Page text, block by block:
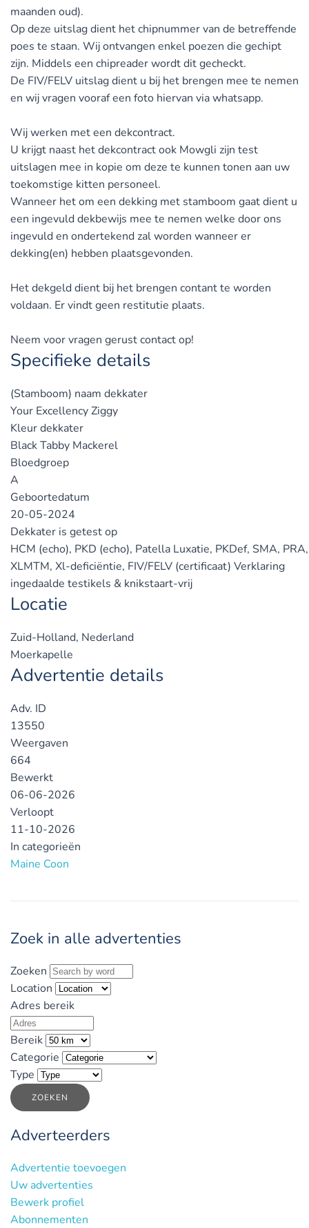
maanden oud).
Op deze uitslag dient het chipnummer van de betreffende
poes te staan. Wij ontvangen enkel poezen die gechipt
zijn. Middels een chipreader wordt dit gecheckt.
De FIV/FELV uitslag dient u bij het brengen mee te nemen
en wij vragen vooraf een foto hiervan via whatsapp.
Wij werken met een dekcontract.
U krijgt naast het dekcontract ook Mowgli zijn test
uitslagen mee in kopie om deze te kunnen tonen aan uw
toekomstige kitten personeel.
Wanneer het om een dekking met stamboom gaat dient u
een ingevuld dekbewijs mee te nemen welke door ons
ingevuld en ondertekend zal worden wanneer er
dekking(en) hebben plaatsgevonden.
Het dekgeld dient bij het brengen contant te worden
voldaan. Er vindt geen restitutie plaats.
Neem voor vragen gerust contact op!
Specifieke details
(Stamboom) naam dekkater
Your Excellency Ziggy
Kleur dekkater
Black Tabby Mackerel
Bloedgroep
A
Geboortedatum
20-05-2024
Dekkater is getest op
HCM (echo), PKD (echo), Patella Luxatie, PKDef, SMA, PRA,
XLMTM, Xl-deficiëntie, FIV/FELV (certificaat) Verklaring
ingedaalde testikels & knikstaart-vrij
Locatie
Zuid-Holland, Nederland
Moerkapelle
Advertentie details
Adv. ID
13550
Weergaven
664
Bewerkt
06-06-2026
Verloopt
11-10-2026
In categorieën
Maine Coon
Zoek in alle advertenties
Zoeken
Location
Adres bereik
Bereik
Categorie
Type
ZOEKEN
Adverteerders
Advertentie toevoegen
Uw advertenties
Bewerk profiel
Abonnementen